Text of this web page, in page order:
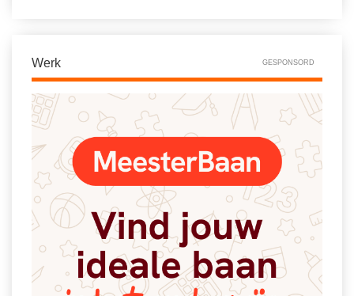
Seizoenen
Seksualiteit
Sinterklaas
Spelletjes
Sprookjes
Startpagina onderwijs
Tweede Wereldoorlog
Daltononderwijs
Schoolspullen
Onderwijsvacatures
Afscheidstekst collega
Studieschuld & Hypotheek
Middelbare school niveaus
Studenten laptop
Docentenplein nieuwsbrief
Nieuwsbrief archief
Werk GESPONSORD